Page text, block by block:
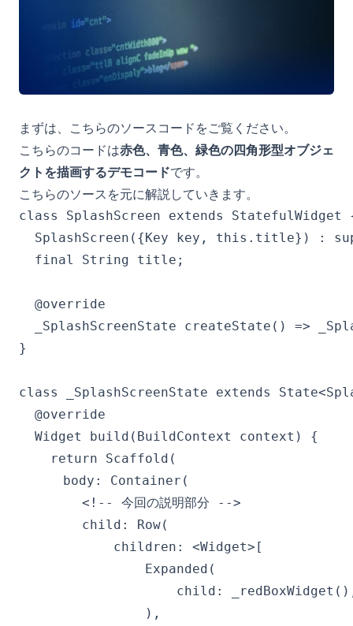
まずは、こちらのソースコードをご覧ください。
こちらのコードは赤色、青色、緑色の四角形型オブジェ
クトを描画するデモコードです。
こちらのソースを元に解説していきます。
class SplashScreen extends StatefulWidget
SplashScreen({Key key, this.title}) :
  final String title;
  @override
_SplashScreenState createState() =>
}
class _SplashScreenState extends
  @override
  Widget build(BuildContext context) {
    return Scaffold(
    　body: Container(
        <!-- 今回の説明部分 -->
        child: Row(
            children: <Widget>[
                Expanded(
child:
                ),